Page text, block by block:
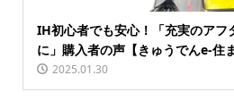
IH初心者でも安心！「充実のアフ
に」購入者の声【きゅうでんe-住
2025.01.30